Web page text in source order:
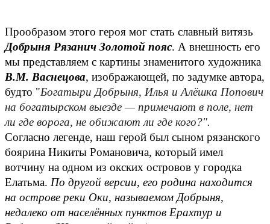
Прообразом этого героя мог стать славный витязь
Добрыня Рязанич Золотой пояс. А внешность его
мы представляем с картины знаменитого художника
В.М. Васнецова, изображающей, по задумке автора,
будто "Богатыри Добрыня, Илья и Алёшка Попович
на богатырском выезде — примечают в поле, нет
ли где ворога, не обижают ли где кого?".
Согласно легенде, наш герой был сыном рязанского
боярина Никиты Романовича, который имел
вотчину на одном из окских островов у городка
Елатьма. По другой версии, его родина находится
на острове реки Оки, называемом Добрыня,
недалеко от населённых пунктов Ерахтур и